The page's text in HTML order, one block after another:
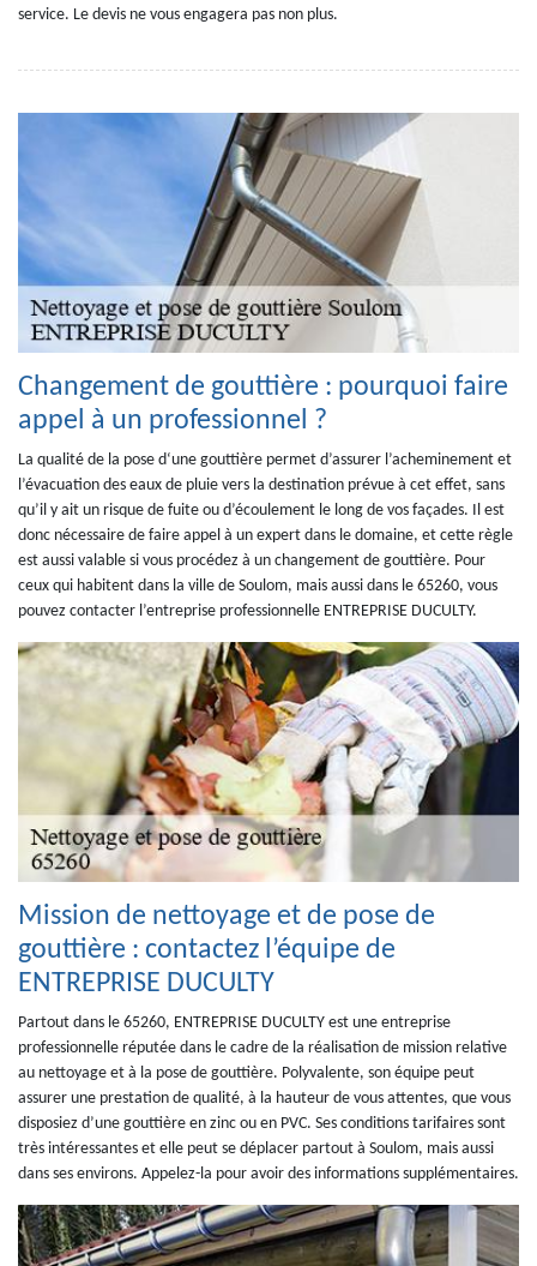
service. Le devis ne vous engagera pas non plus.
Changement de gouttière : pourquoi faire
appel à un professionnel ?
La qualité de la pose d‘une gouttière permet d’assurer l’acheminement et
l’évacuation des eaux de pluie vers la destination prévue à cet effet, sans
qu’il y ait un risque de fuite ou d’écoulement le long de vos façades. Il est
donc nécessaire de faire appel à un expert dans le domaine, et cette règle
est aussi valable si vous procédez à un changement de gouttière. Pour
ceux qui habitent dans la ville de Soulom, mais aussi dans le 65260, vous
pouvez contacter l’entreprise professionnelle ENTREPRISE DUCULTY.
Mission de nettoyage et de pose de
gouttière : contactez l’équipe de
ENTREPRISE DUCULTY
Partout dans le 65260, ENTREPRISE DUCULTY est une entreprise
professionnelle réputée dans le cadre de la réalisation de mission relative
au nettoyage et à la pose de gouttière. Polyvalente, son équipe peut
assurer une prestation de qualité, à la hauteur de vous attentes, que vous
disposiez d’une gouttière en zinc ou en PVC. Ses conditions tarifaires sont
très intéressantes et elle peut se déplacer partout à Soulom, mais aussi
dans ses environs. Appelez-la pour avoir des informations supplémentaires.